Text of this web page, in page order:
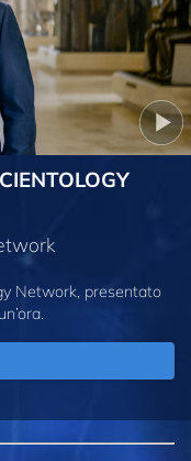
Network, presentato